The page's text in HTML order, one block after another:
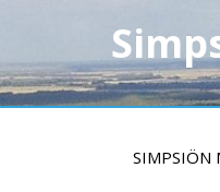
SIMPSIÖN